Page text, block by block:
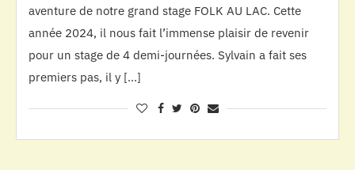
aventure de notre grand stage FOLK AU LAC. Cette
année 2024, il nous fait l’immense plaisir de revenir
pour un stage de 4 demi-journées. Sylvain a fait ses
premiers pas, il y […]